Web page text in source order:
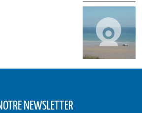
NEWSLETTER